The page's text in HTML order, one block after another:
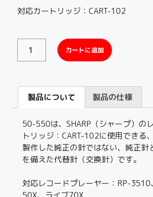
対応カートリッジ：CART-102
カートに追加
製品について 製品の仕様
50-550は、SHARP（シャープ）の
トリッジ：CART-102に使用できる
製作した純正の針ではない、純正針
を備えた代替針（交換針）です。
対応レコードプレーヤー：RP-3510